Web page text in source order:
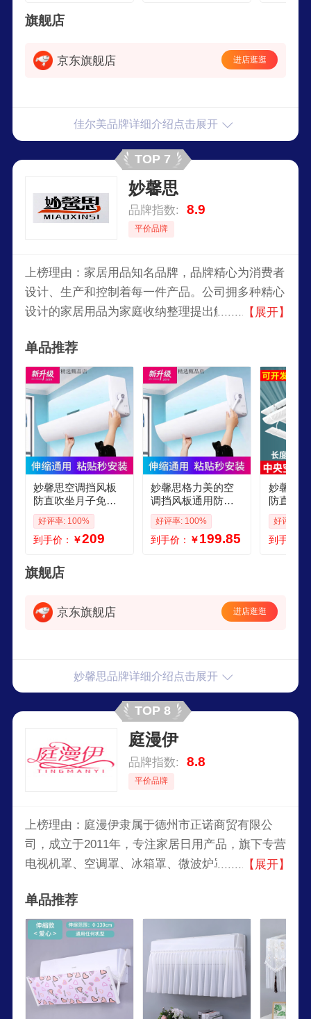
用
旗舰店
京东旗舰店 进店逛逛
佳尔美品牌详细介绍点击展开
TOP 7
妙馨思
品牌指数: 8.9
平价品牌
上榜理由：家居用品知名品牌，品牌精心为消费者
设计、生产和控制着每一件产品。公司拥多种精心
设计的家居用品为家庭收纳整理提出解决方案，旗
纳盒等产品。
【展开】
单品推荐
妙馨思空调挡风板
防直吹坐月子免打
孔出风口遮风罩导
风挡板 主图款
好评率: 100%
到手价： ￥209
妙馨思格力美的空
调挡风板通用防直
吹坐月子免打孔出
风口遮风罩导 主图
款
好评率: 100%
到手价： ￥199.85
妙馨思
防直吹
口挡板
遮风板 4
伸缩5890
好评率:
到手价：
旗舰店
京东旗舰店 进店逛逛
妙馨思品牌详细介绍点击展开
TOP 8
庭漫伊
品牌指数: 8.8
平价品牌
上榜理由：庭漫伊隶属于德州市正诺商贸有限公
司，成立于2011年，专注家居日用产品，旗下专营
电视机罩、空调罩、冰箱罩、微波炉罩、门帘、风
理念，致力于提升现代家庭的生活品质与美感。
【展开】
单品推荐